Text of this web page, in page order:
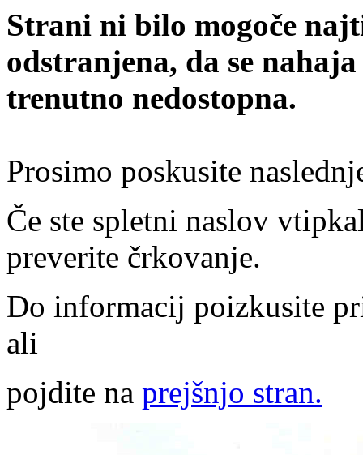
Strani ni bilo mogoče
odstranjena, da se
trenutno nedostopna.
Prosimo poskusite
Če ste spletni naslov
preverite črkovanje.
Do informacij poizkusite
ali
pojdite na prejšnjo stran.